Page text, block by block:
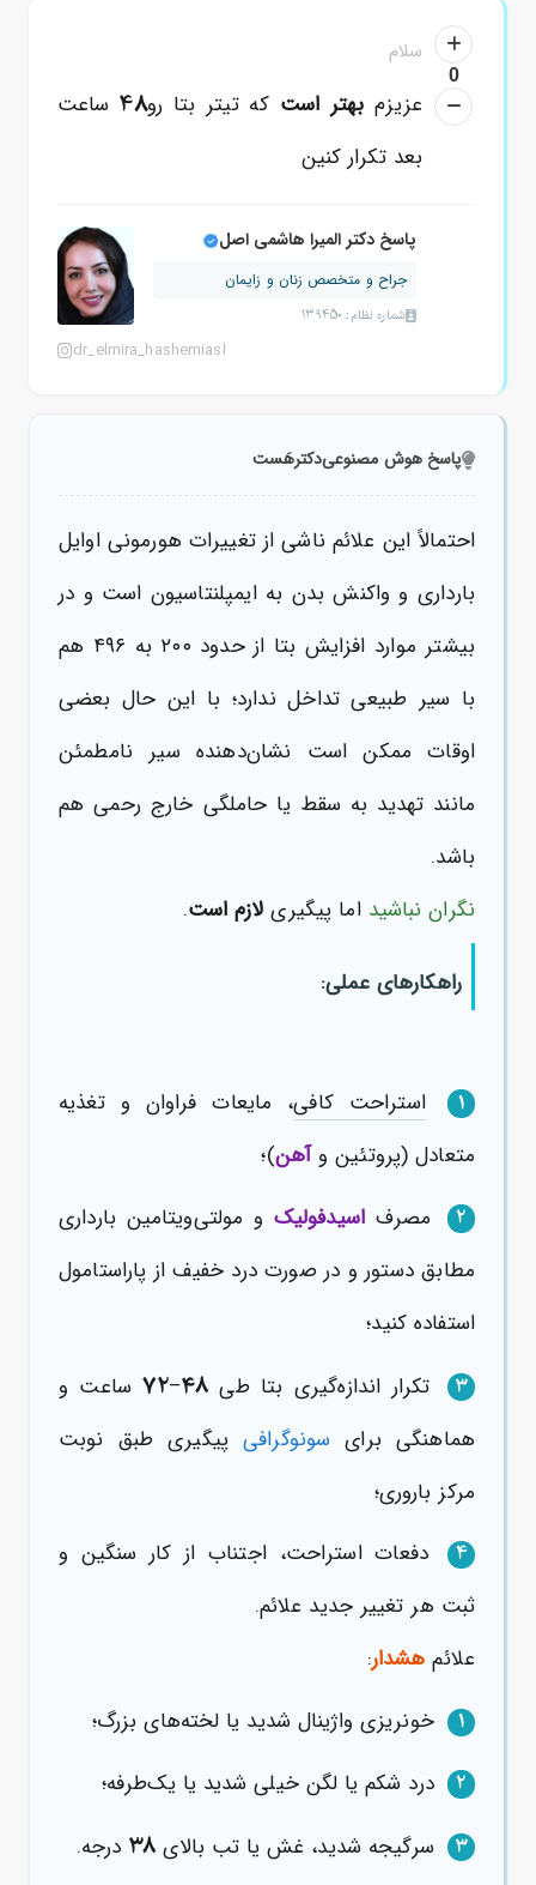
0
سلام
عزیزم بهتر است که تیتر بتا رو48ساعت
بعد تکرار کنین
پاسخ دکتر المیرا هاشمی اصل
جراح و متخصص زنان و زایمان
شماره نظام: 139450
dr_elmira_hashemiasl
پاسخ هوش مصنوعیدکترهَست
احتمالاً این علائم ناشی از تغییرات هورمونی اوایل
بارداری و واکنش بدن به ایمپلنتاسیون است و در
بیشتر موارد افزایش بتا از حدود ۲۰۰ به ۴۹۶ هم
با سیر طبیعی تداخل ندارد؛ با این حال بعضی
اوقات ممکن است نشان‌دهنده سیر نامطمئن
مانند تهدید به سقط یا حاملگی خارج رحمی هم
باشد.
نگران نباشید اما پیگیری لازم است.
راهکارهای عملی:
1 استراحت کافی، مایعات فراوان و تغذیه
متعادل (پروتئین وآهن)؛
2 مصرفاسیدفولیک و مولتی‌ویتامین بارداری
مطابق دستور و در صورت درد خفیف از پاراستامول
استفاده کنید؛
3 تکرار اندازه‌گیری بتا طی ۴۸–۷۲ساعت و
هماهنگی برای سونوگرافی پیگیری طبق نوبت
مرکز باروری؛
4
دفعات استراحت، اجتناب از کار سنگین و
ثبت هر تغییر جدید علائم.
علائم هشدار:
1 خونریزی واژینال شدید یا لخته‌های بزرگ؛
2 درد شکم یا لگن خیلی شدید یا یک‌طرفه؛
3 سرگیجه شدید، غش یا تب بالای ۳۸ درجه.